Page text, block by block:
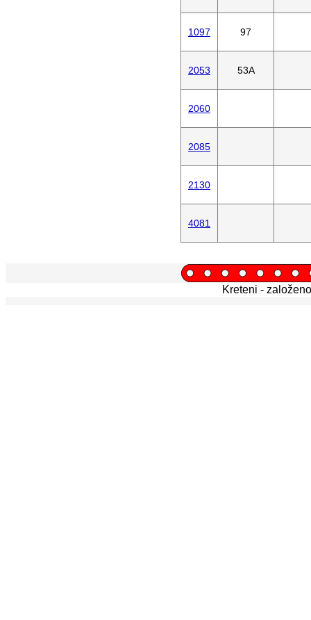
1097 97
2053 53A
2060
2085
2130
4081
Kreteni -